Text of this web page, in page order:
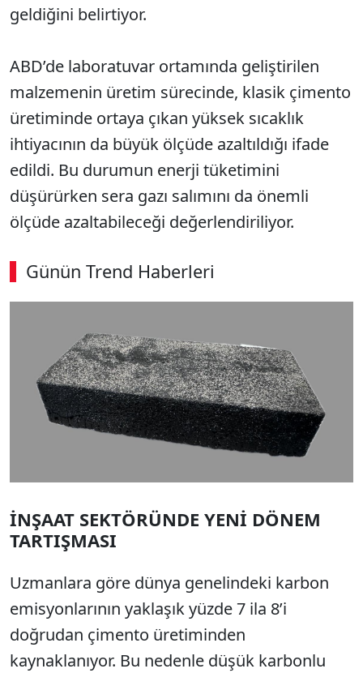
geldiğini belirtiyor.
ABD’de laboratuvar ortamında geliştirilen
malzemenin üretim sürecinde, klasik çimento
üretiminde ortaya çıkan yüksek sıcaklık
ihtiyacının da büyük ölçüde azaltıldığı ifade
edildi. Bu durumun enerji tüketimini
düşürürken sera gazı salımını da önemli
ölçüde azaltabileceği değerlendiriliyor.
Günün Trend Haberleri
İNŞAAT SEKTÖRÜNDE YENİ DÖNEM
TARTIŞMASI
Uzmanlara göre dünya genelindeki karbon
emisyonlarının yaklaşık yüzde 7 ila 8’i
doğrudan çimento üretiminden
kaynaklanıyor. Bu nedenle düşük karbonlu